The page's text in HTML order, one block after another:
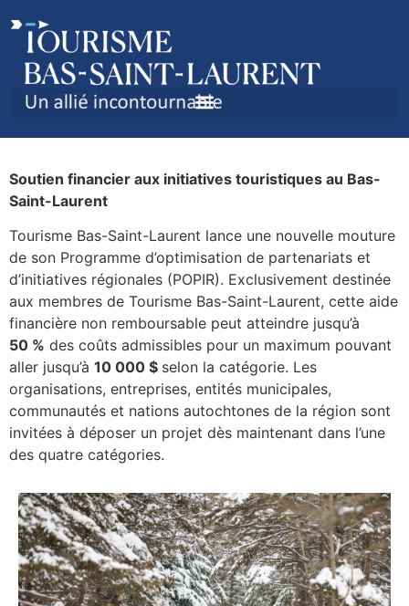
RENOUVELLEMENT DU
PROGRAMME POPIR
Soutien financier aux initiatives touristiques au Bas-
Saint-Laurent
Tourisme Bas-Saint-Laurent lance une nouvelle mouture
de son Programme d’optimisation de partenariats et
d’initiatives régionales (POPIR). Exclusivement destinée
aux membres de Tourisme Bas-Saint-Laurent, cette aide
financière non remboursable peut atteindre jusqu’à
50 % des coûts admissibles pour un maximum pouvant
aller jusqu’à 10 000 $ selon la catégorie. Les
organisations, entreprises, entités municipales,
communautés et nations autochtones de la région sont
invitées à déposer un projet dès maintenant dans l’une
des quatre catégories.